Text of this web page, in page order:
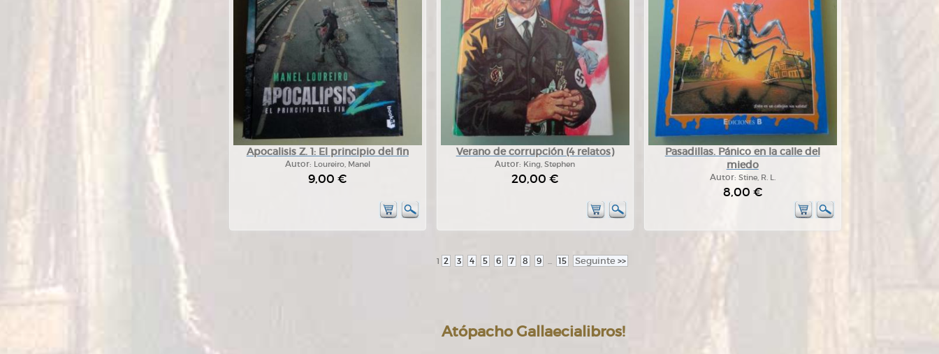
Apocalisis Z. 1: El principio del fin
Autor: Loureiro, Manel
9,00 €
Verano de corrupción (4 relatos)
Autor: King, Stephen
20,00 €
Pasadillas. Pánico en la calle del
miedo
Autor: Stine, R. L.
8,00 €
1 2 3 4 5 6 7 8 9 ... 15 Seguinte >>
Atópacho Gallaecialibros!